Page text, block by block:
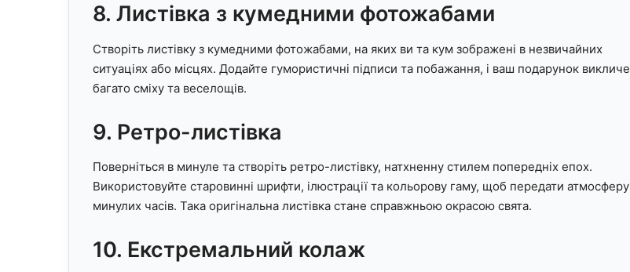
8. Листівка з кумедними фотожабами
Створіть листівку з кумедними фотожабами, на яких ви та кум зображені в незвичайних
ситуаціях або місцях. Додайте гумористичні підписи та побажання, і ваш подарунок викличе
багато сміху та веселощів.
9. Ретро-листівка
Поверніться в минуле та створіть ретро-листівку, натхненну стилем попередніх епох.
Використовуйте старовинні шрифти, ілюстрації та кольорову гаму, щоб передати атмосферу
минулих часів. Така оригінальна листівка стане справжньою окрасою свята.
10. Екстремальний колаж